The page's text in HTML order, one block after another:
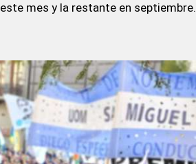
mes y la restante en septiembre.